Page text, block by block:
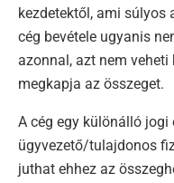
kezdetektől, ami súlyos
cég bevétele ugyanis
azonnal, azt nem
megkapja az összeget.
A cég egy különálló
ügyvezető/tulajdonos
juthat ehhez az